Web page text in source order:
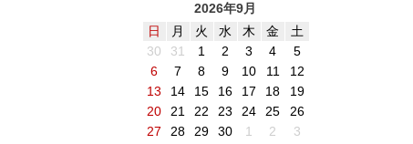
2026年9月
日
月 火 水 木 金
土
30
31 1 2 3 4
5
6
7 8 9 10 11
12
13
14 15 16 17 18
19
20
21 22 23 24 25
26
27
28 29 30 1 2 3